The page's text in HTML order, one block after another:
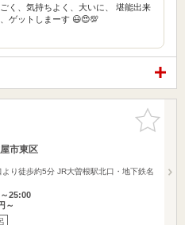
く、気持ちよく、大いに、 堪能出来
ゲットしまーす 😃😍💯
お気に入
りに追加
市東区
より徒歩約5分 JR大曽根駅北口・地下鉄名
25:00
～